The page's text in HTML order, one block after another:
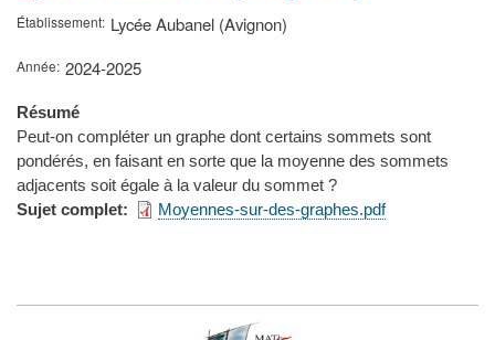
Établissement Lycée Aubanel (Avignon)
Année 2024-2025
Résumé
Peut-on compléter un graphe dont certains sommets sont
pondérés, en faisant en sorte que la moyenne des sommets
adjacents soit égale à la valeur du sommet ?
Sujet complet
Moyennes-sur-des-graphes.pdf